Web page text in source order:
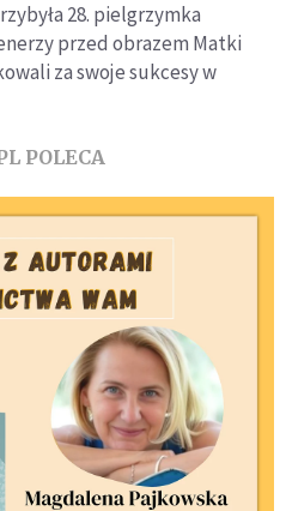
28. pielgrzymka
przed obrazem Matki
za swoje sukcesy w
POLECA